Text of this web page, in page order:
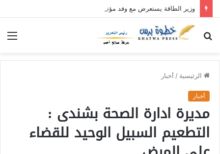
الرئيسية / أخبار
أخبار
مديرة ادارة الصحة بشندى :
التطعيم السبيل الوحيد للقضاء